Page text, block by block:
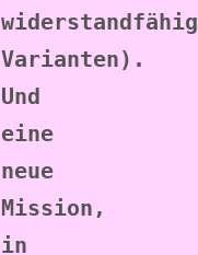
Varianten).
Und
eine
neue
Mission,
in